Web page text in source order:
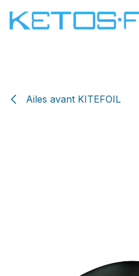
Ailes avant KITEFOIL